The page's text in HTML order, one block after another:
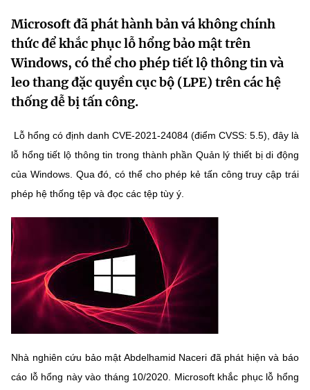
Chức năng nhiệm vụ
Cơ cấu tổ chức
Lịch sử phát triển
Sở Khoa học và Công nghệ
Tin tức sự kiện
Khoa học và Công nghệ
Đổi mới sáng tạo
Chuyển đổi số
Bưu chính, Viễn thông
Tiêu chuẩn, đo lường, chất lượng
Năng lượng nguyên tử
Tin tổng hợp
Dịch vụ công
Hệ thống văn bản
Văn bản QPPL
Văn bản chỉ đạo điều hành
MST IOFFICE
THỐNG KÊ
Chuyển đổi số
Bưu chính, Viễn thông
Tiêu chuẩn, đo lường, chất lượng
Multimedia
THƯ ĐIỆN TỬ
Khác
Videos
Infographic
Voice
Microsoft đã phát hành bản vá không chính
thức để khắc phục lỗ hổng bảo mật trên
Windows, có thể cho phép tiết lộ thông tin và
leo thang đặc quyền cục bộ (LPE) trên các hệ
thống dễ bị tấn công.
Lỗ hổng có định danh CVE-2021-24084 (điểm CVSS: 5.5), đây là
lỗ hổng tiết lộ thông tin trong thành phần Quản lý thiết bị di động
của Windows. Qua đó, có thể cho phép kẻ tấn công truy cập trái
phép hệ thống tệp và đọc các tệp tùy ý.
Nhà nghiên cứu bảo mật Abdelhamid Naceri đã phát hiện và báo
cáo lỗ hổng này vào tháng 10/2020. Microsoft khắc phục lỗ hổng